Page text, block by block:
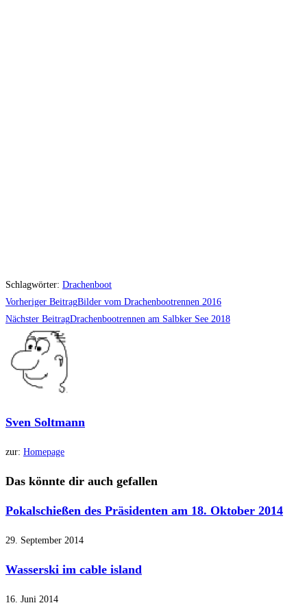
Schlagwörter: Drachenboot
Weitere
Artikel
ansehen
Vorheriger BeitragBilder vom Drachenbootrennen 2016
Nächster BeitragDrachenbootrennen am Salbker See 2018
Sven Soltmann
zur: Homepage
Das könnte dir auch gefallen
Pokalschießen des Präsidenten am 18. Oktober 2014
29. September 2014
Wasserski im cable island
16. Juni 2014